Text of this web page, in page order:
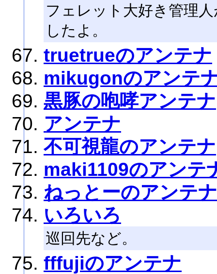
フェレット大好き管理
したよ。
truetrueのアンテナ
mikugonのアンテ
黒豚の咆哮アンテナ
アンテナ
不可視龍のアンテナ
maki1109のアンテ
ねっとーのアンテナ
いろいろ
巡回先など。
fffujiのアンテナ